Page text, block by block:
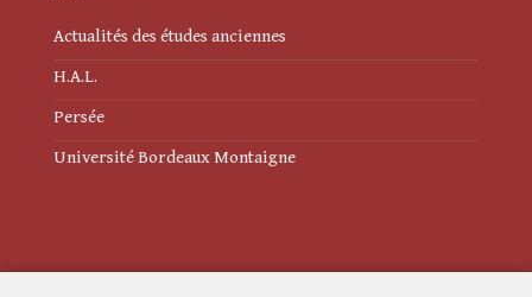
Actualités des études anciennes
H.A.L.
Persée
Université Bordeaux Montaigne